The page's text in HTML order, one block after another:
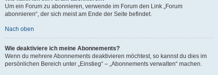
Um ein Forum zu abonnieren, verwende im Forum den Link „Forum
abonnieren“, der sich meist am Ende der Seite befindet.
Nach oben
Wie deaktiviere ich meine Abonnements?
Wenn du mehrere Abonnements deaktivieren möchtest, so kannst du dies im
persönlichen Bereich unter „Einstieg“ – „Abonnements verwalten“ machen.